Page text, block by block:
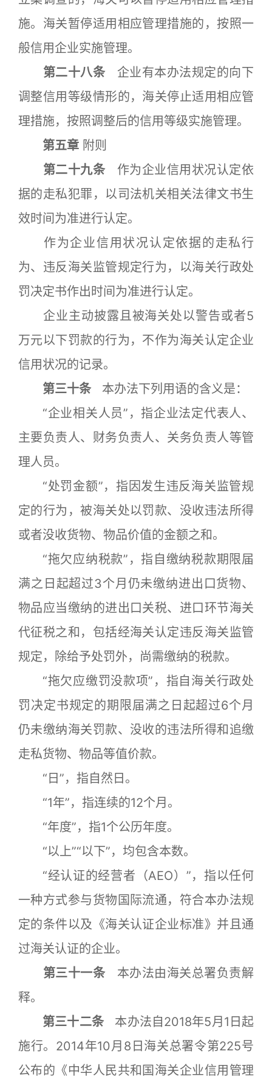
施。海关暂停适用相应管理措施的，按照一
般信用企业实施管理。
第二十八条 企业有本办法规定的向下
调整信用等级情形的，海关停止适用相应管
理措施，按照调整后的信用等级实施管理。
第五章 附则
第二十九条 作为企业信用状况认定依
据的走私犯罪，以司法机关相关法律文书生
效时间为准进行认定。
作为企业信用状况认定依据的走私行
为、违反海关监管规定行为，以海关行政处
罚决定书作出时间为准进行认定。
企业主动披露且被海关处以警告或者5
万元以下罚款的行为，不作为海关认定企业
信用状况的记录。
第三十条 本办法下列用语的含义是：
“企业相关人员”，指企业法定代表人、
主要负责人、财务负责人、关务负责人等管
理人员。
“处罚金额”，指因发生违反海关监管规
定的行为，被海关处以罚款、没收违法所得
或者没收货物、物品价值的金额之和。
“拖欠应纳税款”，指自缴纳税款期限届
满之日起超过3个月仍未缴纳进出口货物、
物品应当缴纳的进出口关税、进口环节海关
代征税之和，包括经海关认定违反海关监管
规定，除给予处罚外，尚需缴纳的税款。
“拖欠应缴罚没款项”，指自海关行政处
罚决定书规定的期限届满之日起超过6个月
仍未缴纳海关罚款、没收的违法所得和追缴
走私货物、物品等值价款。
“日”，指自然日。
“1年”，指连续的12个月。
“年度”，指1个公历年度。
“以上”“以下”，均包含本数。
“经认证的经营者（AEO）”，指以任何
一种方式参与货物国际流通，符合本办法规
定的条件以及《海关认证企业标准》并且通
过海关认证的企业。
第三十一条 本办法由海关总署负责解
释。
第三十二条本办法自2018年5月1日起
施行。2014年10月8日海关总署令第225号
公布的《中华人民共和国海关企业信用管理